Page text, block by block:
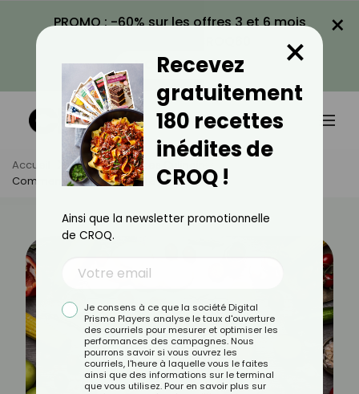
PROMO : -60% sur les offres 3 et 6 mois
VOIR LA PROMO
×
Accueil Actus
Astuces Culinaires
Comment Bien Tailler Les Légumes ?
Recevez
gratuitement
180 recettes
inédites de
CROQ !
×
Ainsi que la newsletter promotionnelle
de CROQ.
Je consens à ce que la société Digital
Prisma Players analyse le taux d'ouverture
des courriels pour mesurer et optimiser les
performances des campagnes. Nous
pourrons savoir si vous ouvrez les
courriels, l'heure à laquelle vous le faites
ainsi que des informations sur le terminal
que vous utilisez. Pour en savoir plus sur